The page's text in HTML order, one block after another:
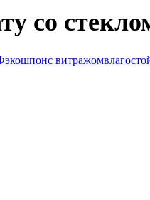
со
экошпонс витражом